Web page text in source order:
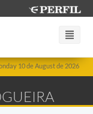
10 de August de 2026